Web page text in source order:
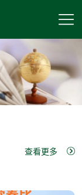
查看更多